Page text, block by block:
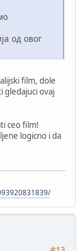
од овог
film, dole
gledajuci ovaj
ceo film!
logicno i da